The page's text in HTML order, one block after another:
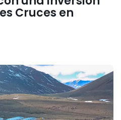
Cruces en